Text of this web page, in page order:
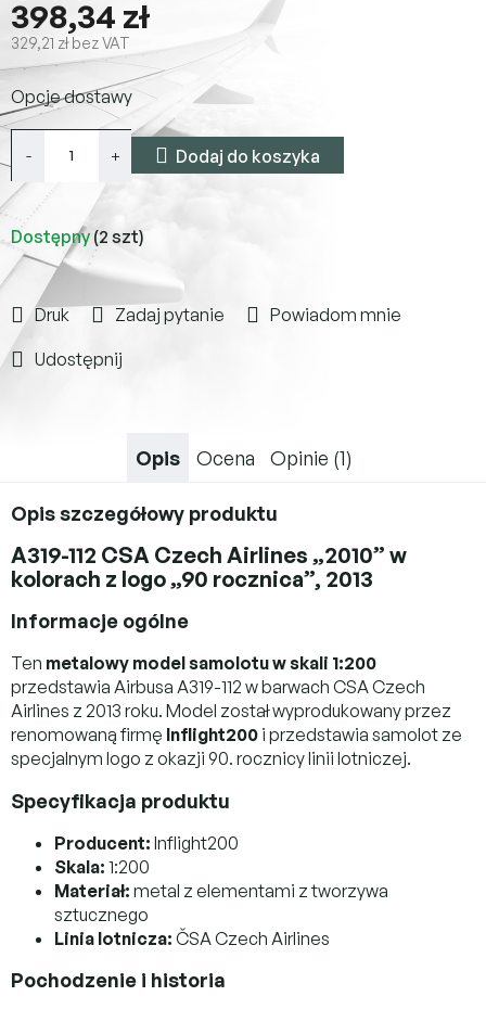
398,34 zł
329,21 zł bez VAT
Cena
jednostkowa:
Dostępny (2 szt)
Opcje dostawy
Dodaj do koszyka
Druk Zadaj pytanie Powiadom mnie
Udostępnij
Opis Ocena Opinie (1)
Opis szczegółowy produktu
A319-112 CSA Czech Airlines „2010” w
kolorach z logo „90 rocznica”, 2013
Informacje ogólne
Ten metalowy model samolotu w skali 1:200
przedstawia Airbusa A319-112 w barwach CSA Czech
Airlines z 2013 roku. Model został wyprodukowany przez
renomowaną firmę Inflight200 i przedstawia samolot ze
specjalnym logo z okazji 90. rocznicy linii lotniczej.
Specyfikacja produktu
Producent: Inflight200
Skala: 1:200
Materiał: metal z elementami z tworzywa
sztucznego
Linia lotnicza: ČSA Czech Airlines
Pochodzenie i historia